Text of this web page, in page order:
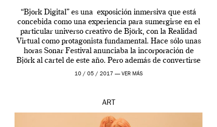
“Bjork Digital” es una exposición inmersiva que está
concebida como una experiencia para sumergirse en el
particular universo creativo de Björk, con la Realidad
Virtual como protagonista fundamental. Hace sólo unas
horas Sonar Festival anunciaba la incorporación de
Björk al cartel de este año. Pero además de convertirse
en una de las actuaciones más relevantes […]
10 / 05 / 2017 — VER MÁS
ART